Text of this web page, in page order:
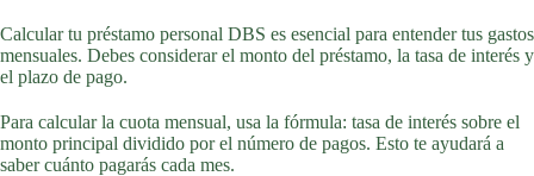
Calcular tu préstamo personal DBS es esencial para entender tus gastos
mensuales. Debes considerar el monto del préstamo, la tasa de interés y
el plazo de pago.
Para calcular la cuota mensual, usa la fórmula: tasa de interés sobre el
monto principal dividido por el número de pagos. Esto te ayudará a
saber cuánto pagarás cada mes.